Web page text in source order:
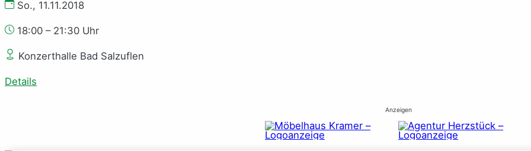
So., 11.11.2018
18:00 – 21:30 Uhr
Konzerthalle Bad Salzuflen
Details
Anzeigen